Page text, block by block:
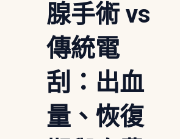
腺手術 vs
傳統電
刮：出血
量、恢復